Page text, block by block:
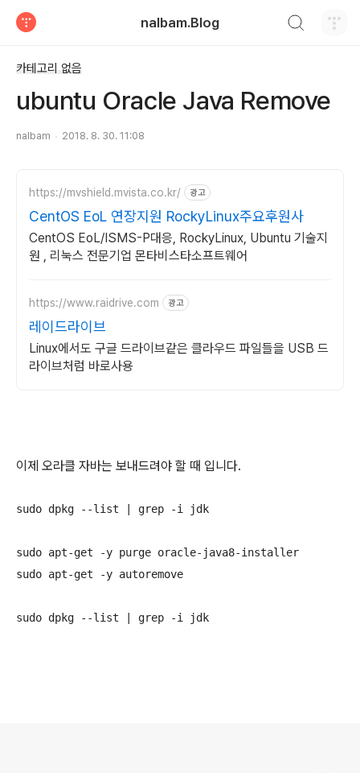
nalbam.Blog
카테고리 없음
ubuntu Oracle Java Remove
nalbam 2018. 8. 30. 11:08
https://mvshield.mvista.co.kr/ 광고
CentOS EoL 연장지원 RockyLinux주요후원사
CentOS EoL/ISMS-P대응, RockyLinux, Ubuntu 기술지
원 , 리눅스 전문기업 몬타비스타소프트웨어
https://www.raidrive.com 광고
레이드라이브
Linux에서도 구글 드라이브같은 클라우드 파일들을 USB 드
라이브처럼 바로사용
이제 오라클 자바는 보내드려야 할 때 입니다.
sudo dpkg --list | grep -i jdk
sudo apt-get -y purge oracle-java8-installer
sudo apt-get -y autoremove